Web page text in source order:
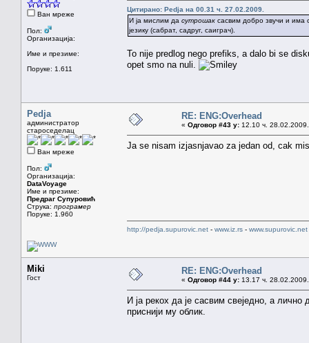
Ван мреже
Пол:
Организација:
Име и презиме:
Поруке: 1.611
Цитирано: Pedja на 00.31 ч. 27.02.2009.
И ја мислим да сутрошак сасвим добро звучи и има
језику (сабрат, садруг, саиграч).
To nije predlog nego prefiks, a dalo bi se
opet smo na nuli.
Pedja
администратор
староседелац
Ван мреже
Пол:
Организација:
DataVoyage
Име и презиме:
Предраг Супуровић
Струка: програмер
Поруке: 1.960
RE: ENG:Overhead
« Одговор #43 у: 12.10 ч.
Ja se nisam izjasnjavao za jedan od, cak
http://pedja.supurovic.net - www.iz.rs - www.supurovic.net
Miki
Гост
RE: ENG:Overhead
« Одговор #44 у: 13.17 ч.
И ја рекох да је сасвим свеједно, а
приснији му облик.